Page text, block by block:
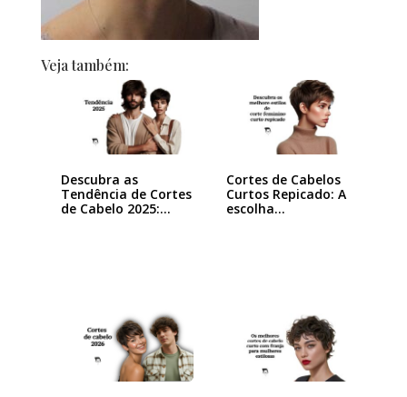
Veja também:
Descubra as
Tendência de Cortes
de Cabelo 2025:…
Cortes de Cabelos
Curtos Repicado: A
escolha…